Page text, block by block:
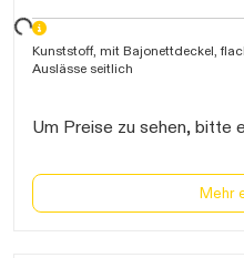
Kunststoff, mit Bajonettdeckel,
Auslässe seitlich
Um Preise zu sehen, bitte
Mehr